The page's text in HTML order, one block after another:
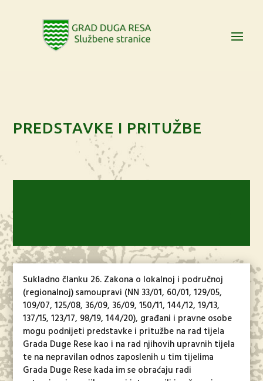
PREDSTAVKE I PRITUŽBE
Sukladno članku 26. Zakona o lokalnoj i područnoj
(regionalnoj) samoupravi (NN 33/01, 60/01, 129/05,
109/07, 125/08, 36/09, 36/09, 150/11, 144/12, 19/13,
137/15, 123/17, 98/19, 144/20), građani i pravne osobe
mogu podnijeti predstavke i pritužbe na rad tijela
Grada Duge Rese kao i na rad njihovih upravnih tijela
te na nepravilan odnos zaposlenih u tim tijelima
Grada Duge Rese kada im se obraćaju radi